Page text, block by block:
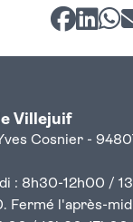
Villejuif
Cosnier -
: 8h30-12h00 /
Fermé l'après-